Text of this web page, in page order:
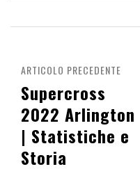
ARTICOLO PRECEDENTE
Supercross
2022 Arlington
| Statistiche e
Storia